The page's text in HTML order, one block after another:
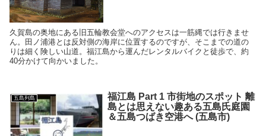
久賀島の奥地にある旧五輪教会堂へのアクセスは一筋縄では行きませ
ん。田ノ浦港とは反対側の海岸に位置するのですが、そこまでの道の
りは細く険しい山道。福江島から運んだレンタルバイクと徒歩で、約
40分かけて向かいました。
五島列島
福江島 Part 1 市街地のスポット 離
島とは思えない趣ある五島氏庭園
＆五島つばき空港へ (五島市)